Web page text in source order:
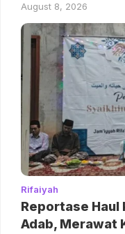
August 8, 2026
Rifaiyah
Reportase Haul
Adab, Merawat